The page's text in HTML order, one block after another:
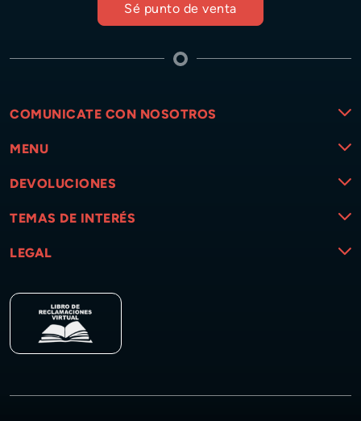
Sé punto de venta
COMUNICATE CON NOSOTROS
MENU
DEVOLUCIONES
TEMAS DE INTERÉS
LEGAL